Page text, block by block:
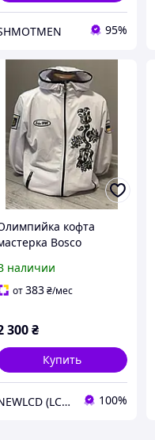
95%
кофта
Bosco
2026/27 / классик
наличии
от383 ₴/мес
300 ₴
Купить
NEWLCD (LCD Экраны) Официальный сайт компании 100%